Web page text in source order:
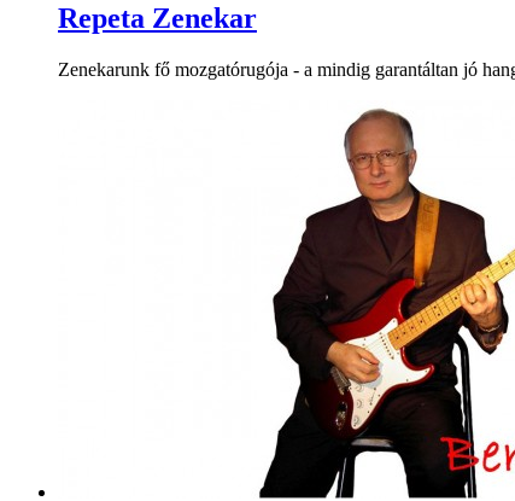
Repeta Zenekar
Zenekarunk fő mozgatórugója - a mindig garantáltan jó